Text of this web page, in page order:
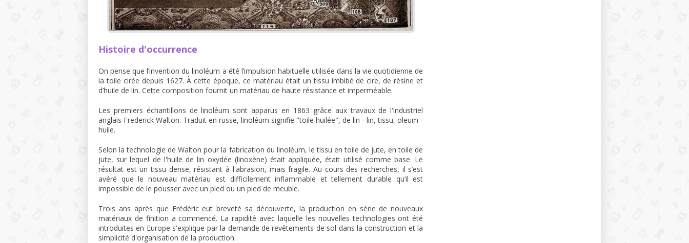
Histoire d'occurrence
On pense que l’invention du linoléum a été l’impulsion habituelle utilisée dans la vie quotidienne de
la toile cirée depuis 1627. À cette époque, ce matériau était un tissu imbibé de cire, de résine et
d’huile de lin. Cette composition fournit un matériau de haute résistance et imperméable.
Les premiers échantillons de linoléum sont apparus en 1863 grâce aux travaux de l'industriel
anglais Frederick Walton. Traduit en russe, linoléum signifie "toile huilée", de lin - lin, tissu, oleum -
huile.
Selon la technologie de Walton pour la fabrication du linoléum, le tissu en toile de jute, en toile de
jute, sur lequel de l'huile de lin oxydée (linoxène) était appliquée, était utilisé comme base. Le
résultat est un tissu dense, résistant à l'abrasion, mais fragile. Au cours des recherches, il s’est
avéré que le nouveau matériau est difficilement inflammable et tellement durable qu’il est
impossible de le pousser avec un pied ou un pied de meuble.
Trois ans après que Frédéric eut breveté sa découverte, la production en série de nouveaux
matériaux de finition a commencé. La rapidité avec laquelle les nouvelles technologies ont été
introduites en Europe s'explique par la demande de revêtements de sol dans la construction et la
simplicité d'organisation de la production.